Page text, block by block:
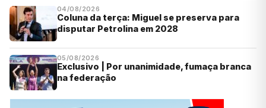
04/08/2026
Coluna da terça: Miguel se preserva para
disputar Petrolina em 2028
05/08/2026
Exclusivo | Por unanimidade, fumaça branca
na federação